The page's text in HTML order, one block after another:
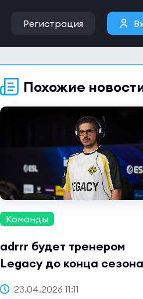
Регистрация
Похожие
Команды
adrrr будет тренером
Legacy до конца сезона
23.04.2026 11:11